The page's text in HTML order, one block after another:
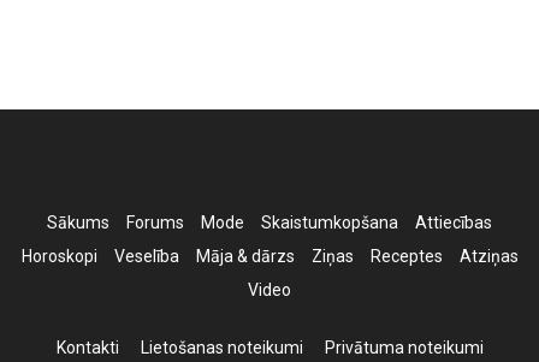
Sākums Forums Mode Skaistumkopšana
Attiecības
Horoskopi
Veselība Māja & dārzs Ziņas Receptes
Atziņas
Video
Kontakti Lietošanas noteikumi
Privātuma noteikumi